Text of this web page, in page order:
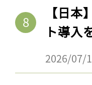
【日
ト導入
2026/07/